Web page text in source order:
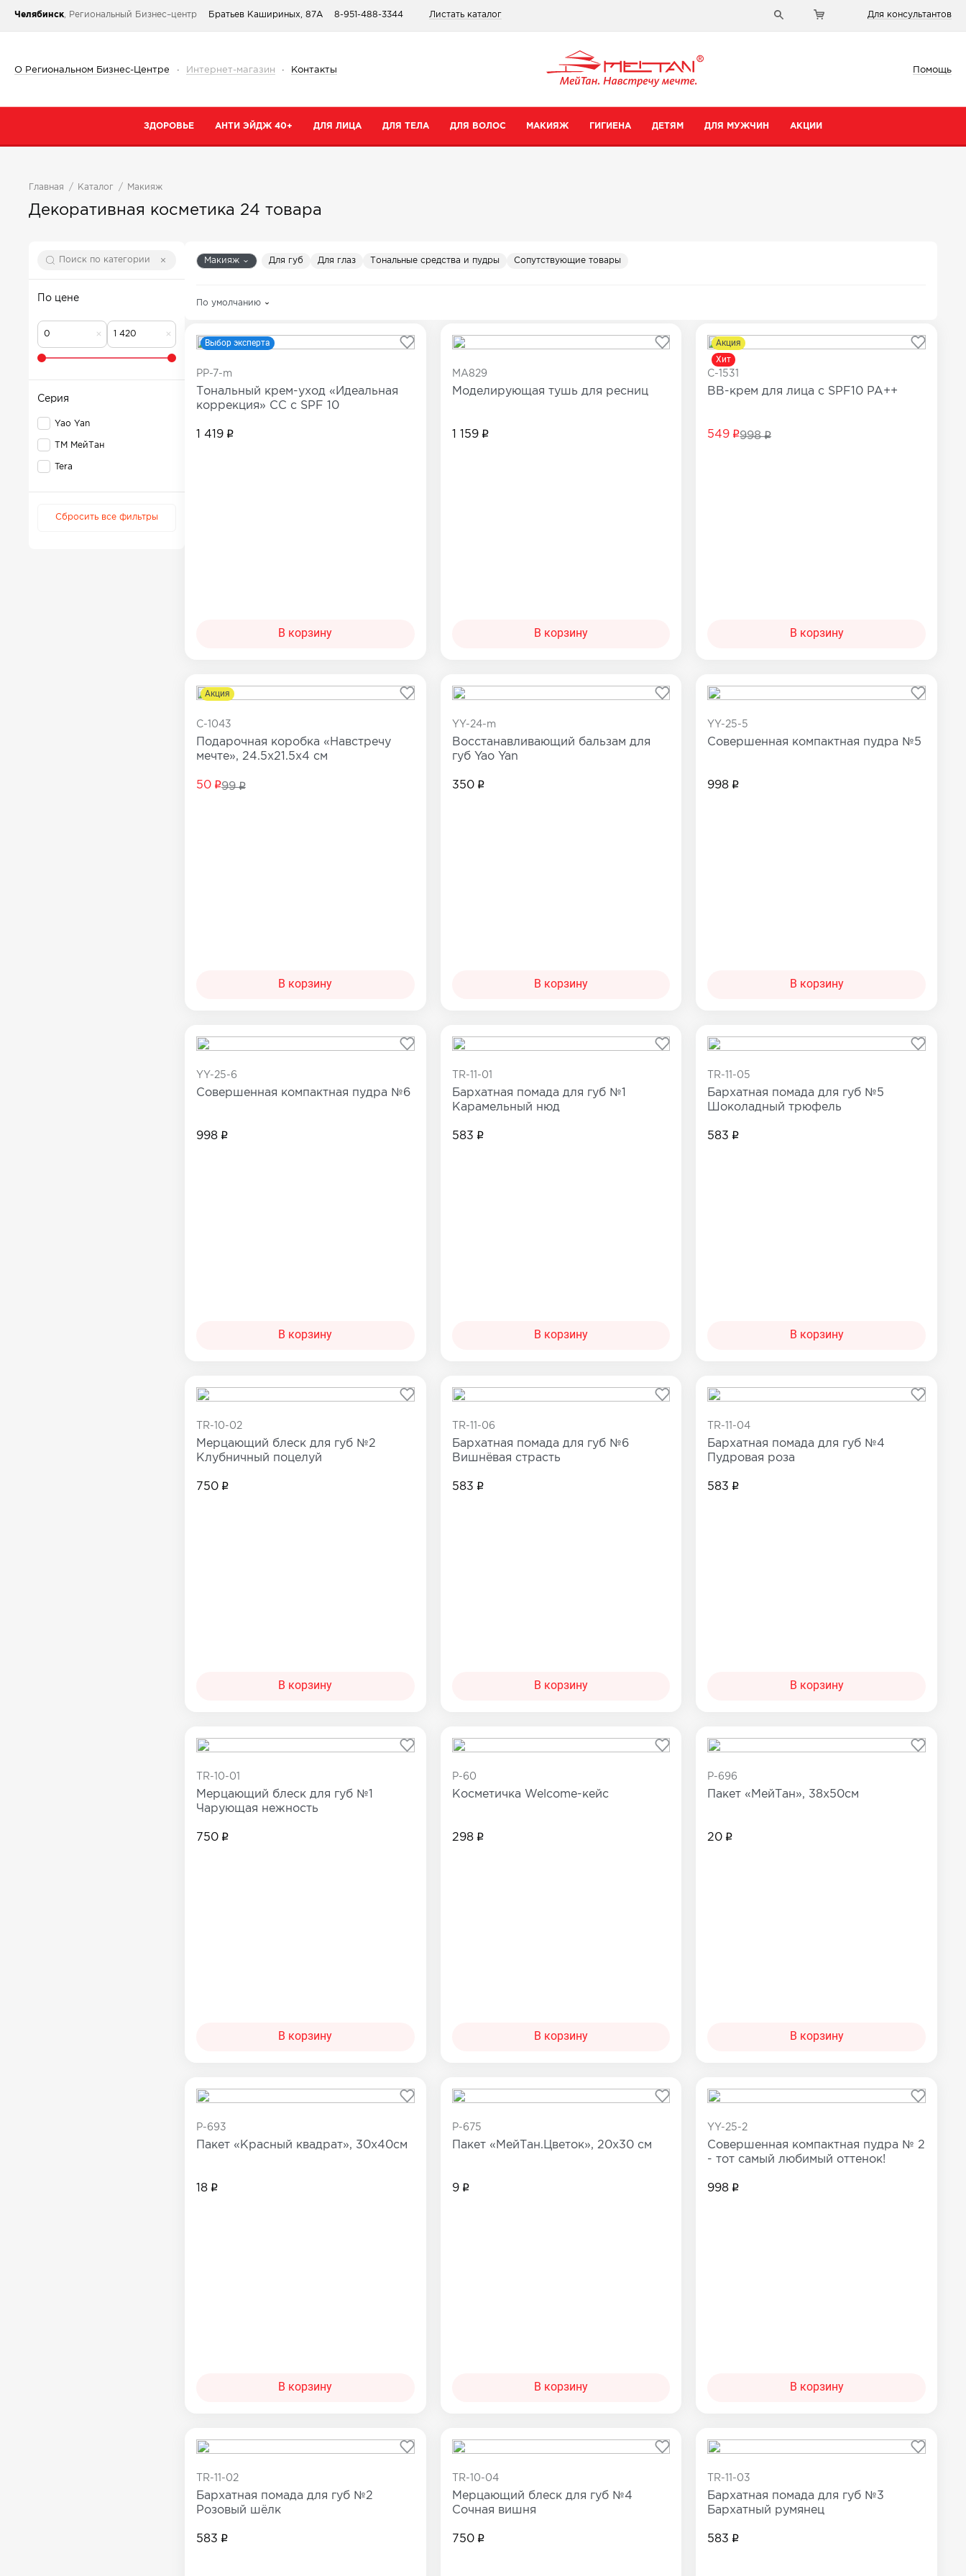
Челябинск , Региональный Бизнес–центр Братьев Кашириных, 87А 8-951-488-3344 Листать каталог Для консультантов
О Региональном Бизнес-Центре · Интернет-магазин · Контакты Помощь
ЗДОРОВЬЕ
Категории
Для сердца и сосудов
Для коррекции веса
Детокс и лимфодренаж
Для работы мозга и памяти
Активное долголетие
Для кожи, волос и ногтей
Для женского здоровья
Для детского здоровья
АНТИ ЭЙДЖ 40+ ДЛЯ ЛИЦА
Очищение
Специальный уход
Мужчинам
Все товары в категории
ДЛЯ ТЕЛА ДЛЯ ВОЛОС МАКИЯЖ ГИГИЕНА
Сопутствующие товары
ДЕТЯМ ДЛЯ МУЖЧИН АКЦИИ
Главная Каталог Макияж
Декоративная косметика 24 товара
По цене
Серия
Yao Yan
ТМ МейТан
Tera
Сбросить все фильтры
Макияж Для губ Для глаз Тональные средства и пудры Сопутствующие товары
По умолчанию
Выбор эксперта
PP-7-m
Тональный крем-уход «Идеальная
коррекция» СС с SPF 10
1 419
В корзину
MA829
Моделирующая тушь для ресниц
1 159
В корзину
Акция
Хит
C-1531
BB-крем для лица с SPF10 PA++
549 998
В корзину
Акция
C-1043
Подарочная коробка «Навстречу
мечте», 24.5х21.5х4 см
50 99
В корзину
YY-24-m
Восстанавливающий бальзам для
губ Yao Yan
350
В корзину
YY-25-5
Совершенная компактная пудра №5
998
В корзину
YY-25-6
Совершенная компактная пудра №6
998
В корзину
TR-11-01
Бархатная помада для губ №1
Карамельный нюд
583
В корзину
TR-11-05
Бархатная помада для губ №5
Шоколадный трюфель
583
В корзину
TR-10-02
Мерцающий блеск для губ №2
Клубничный поцелуй
750
В корзину
TR-11-06
Бархатная помада для губ №6
Вишнёвая страсть
583
В корзину
TR-11-04
Бархатная помада для губ №4
Пудровая роза
583
В корзину
TR-10-01
Мерцающий блеск для губ №1
Чарующая нежность
750
В корзину
P-60
Косметичка Welcome-кейс
298
В корзину
P-696
Пакет «МейТан», 38х50см
20
В корзину
P-693
Пакет «Красный квадрат», 30х40см
18
В корзину
P-675
Пакет «МейТан.Цветок», 20х30 см
9
В корзину
YY-25-2
Совершенная компактная пудра № 2
- тот самый любимый оттенок!
998
В корзину
TR-11-02
Бархатная помада для губ №2
Розовый шёлк
583
TR-10-04
Мерцающий блеск для губ №4
Сочная вишня
750
TR-11-03
Бархатная помада для губ №3
Бархатный румянец
583